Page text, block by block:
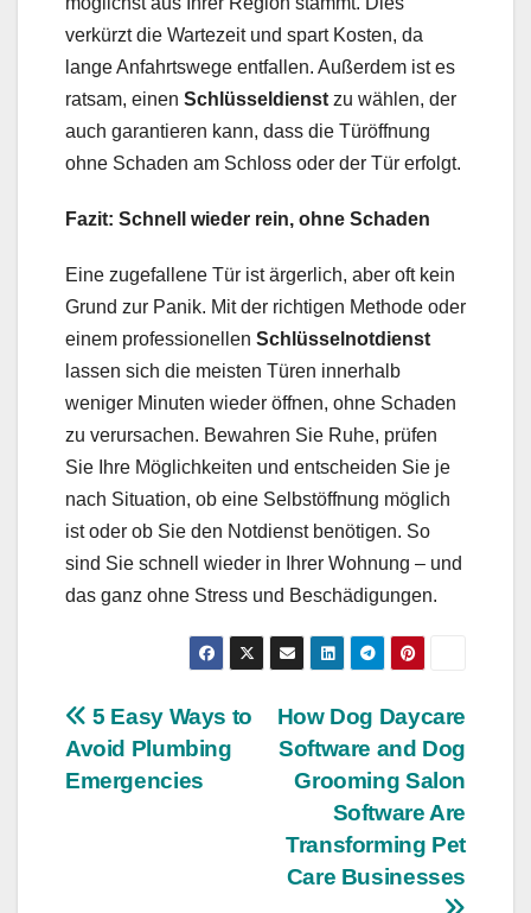
verkürzt die Wartezeit und spart Kosten, da
lange Anfahrtswege entfallen. Außerdem ist es
ratsam, einen Schlüsseldienst zu wählen, der
auch garantieren kann, dass die Türöffnung
ohne Schaden am Schloss oder der Tür erfolgt.
Fazit: Schnell wieder rein, ohne Schaden
Eine zugefallene Tür ist ärgerlich, aber oft kein
Grund zur Panik. Mit der richtigen Methode oder
einem professionellen Schlüsselnotdienst
lassen sich die meisten Türen innerhalb
weniger Minuten wieder öffnen, ohne Schaden
zu verursachen. Bewahren Sie Ruhe, prüfen
Sie Ihre Möglichkeiten und entscheiden Sie je
nach Situation, ob eine Selbstöffnung möglich
ist oder ob Sie den Notdienst benötigen. So
sind Sie schnell wieder in Ihrer Wohnung – und
das ganz ohne Stress und Beschädigungen.
Post
navigation
How Dog Daycare
Software and Dog
Grooming Salon
Software Are
Transforming Pet
Care Businesses
5 Easy Ways to
Avoid Plumbing
Emergencies